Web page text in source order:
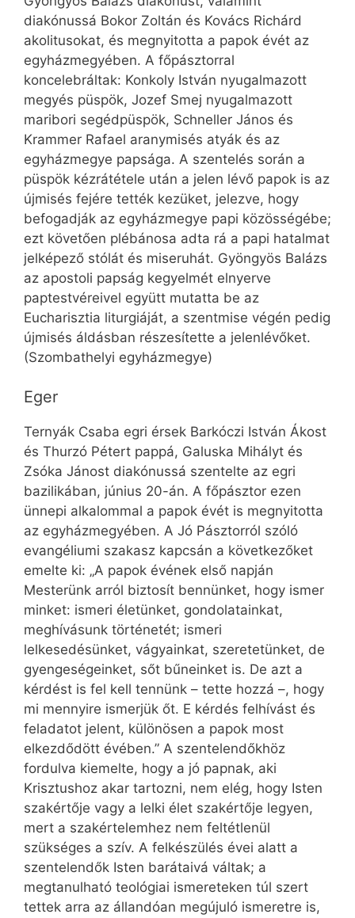
diakónussá Bokor Zoltán és Kovács Richárd
akolitusokat, és megnyitotta a papok évét az
egyházmegyében. A főpásztorral
koncelebráltak: Konkoly István nyugalmazott
megyés püspök, Jozef Smej nyugalmazott
maribori segédpüspök, Schneller János és
Krammer Rafael aranymisés atyák és az
egyházmegye papsága. A szentelés során a
püspök kézrátétele után a jelen lévő papok is az
újmisés fejére tették kezüket, jelezve, hogy
befogadják az egyházmegye papi közösségébe;
ezt követően plébánosa adta rá a papi hatalmat
jelképező stólát és miseruhát. Gyöngyös Balázs
az apostoli papság kegyelmét elnyerve
paptestvéreivel együtt mutatta be az
Eucharisztia liturgiáját, a szentmise végén pedig
újmisés áldásban részesítette a jelenlévőket.
(Szombathelyi egyházmegye)
Eger
Ternyák Csaba egri érsek Barkóczi István Ákost
és Thurzó Pétert pappá, Galuska Mihályt és
Zsóka Jánost diakónussá szentelte az egri
bazilikában, június 20-án. A főpásztor ezen
ünnepi alkalommal a papok évét is megnyitotta
az egyházmegyében. A Jó Pásztorról szóló
evangéliumi szakasz kapcsán a következőket
emelte ki: „A papok évének első napján
Mesterünk arról biztosít bennünket, hogy ismer
minket: ismeri életünket, gondolatainkat,
meghívásunk történetét; ismeri
lelkesedésünket, vágyainkat, szeretetünket, de
gyengeségeinket, sőt bűneinket is. De azt a
kérdést is fel kell tennünk – tette hozzá –, hogy
mi mennyire ismerjük őt. E kérdés felhívást és
feladatot jelent, különösen a papok most
elkezdődött évében.” A szentelendőkhöz
fordulva kiemelte, hogy a jó papnak, aki
Krisztushoz akar tartozni, nem elég, hogy Isten
szakértője vagy a lelki élet szakértője legyen,
mert a szakértelemhez nem feltétlenül
szükséges a szív. A felkészülés évei alatt a
szentelendők Isten barátaivá váltak; a
megtanulható teológiai ismereteken túl szert
tettek arra az állandóan megújuló ismeretre is,